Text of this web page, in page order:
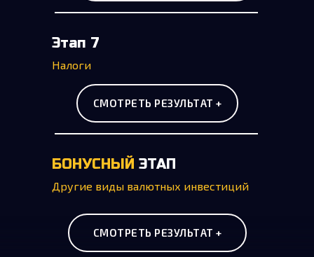
Этап 7
СМОТРЕТЬ РЕЗУЛЬТАТ +
Налоги
БОНУСНЫЙ ЭТАП
СМОТРЕТЬ РЕЗУЛЬТАТ +
Другие виды валютных инвестиций